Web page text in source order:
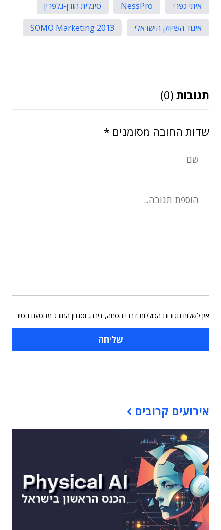
איתי כפרי NessPro
סיגלית הורן-גלפרין
איגוד השיווק הישראלי
SOMO Marketing 2013
תגובות (0)
שדות החובה מסומנים *
אין לשלוח תגובות הכוללות דברי הסתה, דיבה, וסגנון החורג מהטעם הטוב
אירועים קרובים